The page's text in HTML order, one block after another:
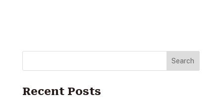
Search
Recent Posts